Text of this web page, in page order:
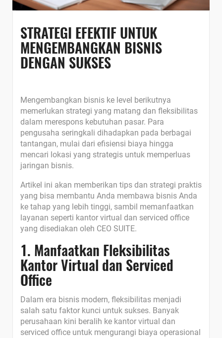
STRATEGI EFEKTIF UNTUK
MENGEMBANGKAN BISNIS
DENGAN SUKSES
Mengembangkan bisnis ke level berikutnya
memerlukan strategi yang matang dan fleksibilitas
dalam merespons kebutuhan pasar. Para
pengusaha seringkali dihadapkan pada berbagai
tantangan, mulai dari efisiensi biaya hingga
mencari lokasi yang strategis untuk memperluas
jaringan bisnis.
Artikel ini akan memberikan tips dan strategi praktis
yang bisa membantu Anda membawa bisnis Anda
ke tahap yang lebih tinggi, sambil memanfaatkan
layanan seperti kantor virtual dan serviced office
yang disediakan oleh CEO SUITE.
1. Manfaatkan Fleksibilitas
Kantor Virtual dan Serviced
Office
Dalam era bisnis modern, fleksibilitas menjadi
salah satu faktor kunci untuk sukses. Banyak
perusahaan kini beralih ke kantor virtual dan
serviced office untuk mengurangi biaya operasional